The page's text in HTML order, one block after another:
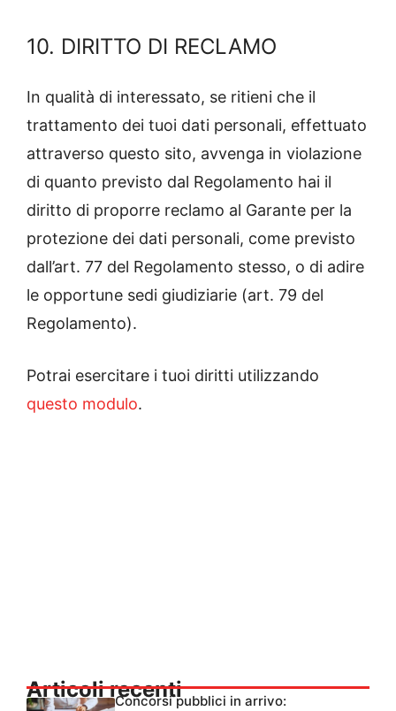
10. DIRITTO DI RECLAMO
In qualità di interessato, se ritieni che il
trattamento dei tuoi dati personali, effettuato
attraverso questo sito, avvenga in violazione
di quanto previsto dal Regolamento hai il
diritto di proporre reclamo al Garante per la
protezione dei dati personali, come previsto
dall’art. 77 del Regolamento stesso, o di adire
le opportune sedi giudiziarie (art. 79 del
Regolamento).
Potrai esercitare i tuoi diritti utilizzando
questo modulo.
Articoli recentiConcorsi pubblici in arrivo: